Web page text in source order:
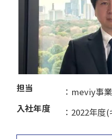
担当
：meviy事業
入社年度
：2022年度